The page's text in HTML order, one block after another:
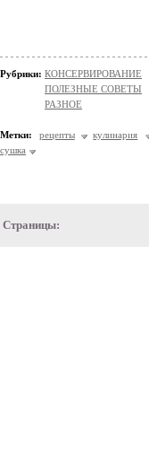
Рубрики: КОНСЕРВИРОВАНИЕ
ПОЛЕЗНЫЕ СОВЕТЫ
РАЗНОЕ
Метки: рецепты
кулинария
сушка
Страницы: